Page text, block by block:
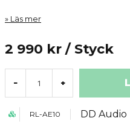
Läs mer
2 990 kr / Styck
- +
RL-AE10 DD Audio